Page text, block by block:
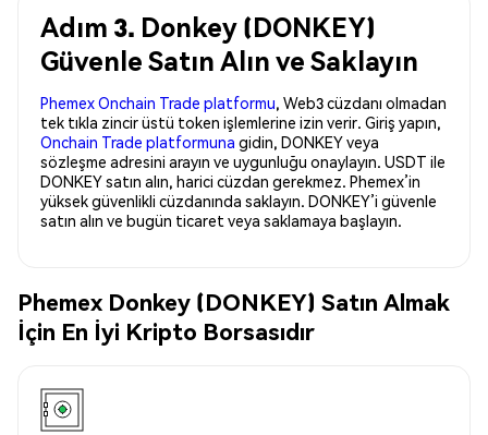
Adım 3. Donkey (DONKEY)
Güvenle Satın Alın ve Saklayın
Phemex Onchain Trade platformu, Web3 cüzdanı olmadan
tek tıkla zincir üstü token işlemlerine izin verir. Giriş yapın,
Onchain Trade platformuna gidin, DONKEY veya
sözleşme adresini arayın ve uygunluğu onaylayın. USDT ile
DONKEY satın alın, harici cüzdan gerekmez. Phemex’in
yüksek güvenlikli cüzdanında saklayın. DONKEY’i güvenle
satın alın ve bugün ticaret veya saklamaya başlayın.
Phemex Donkey (DONKEY) Satın Almak
İçin En İyi Kripto Borsasıdır